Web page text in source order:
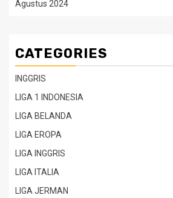
Agustus 2024
CATEGORIES
INGGRIS
LIGA 1 INDONESIA
LIGA BELANDA
LIGA EROPA
LIGA INGGRIS
LIGA ITALIA
LIGA JERMAN